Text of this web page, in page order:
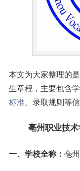
本文为大家整理的
生章程，主要包含
标准、录取规则等
亳州职业技
一、学校全称： 亳